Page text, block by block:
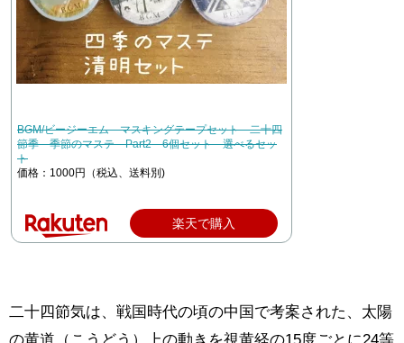
BGM/ビージーエム マスキングテープセット 二十四
節季 季節のマステ Part2 6個セット 選べるセッ
ト
価格：1000円（税込、送料別)
楽天で購入
二十四節気は、戦国時代の頃の中国で考案された、太陽
の黄道（こうどう）上の動きを視黄経の15度ごとに24等